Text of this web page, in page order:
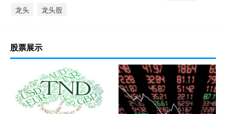
龙头 龙头股
股票展示